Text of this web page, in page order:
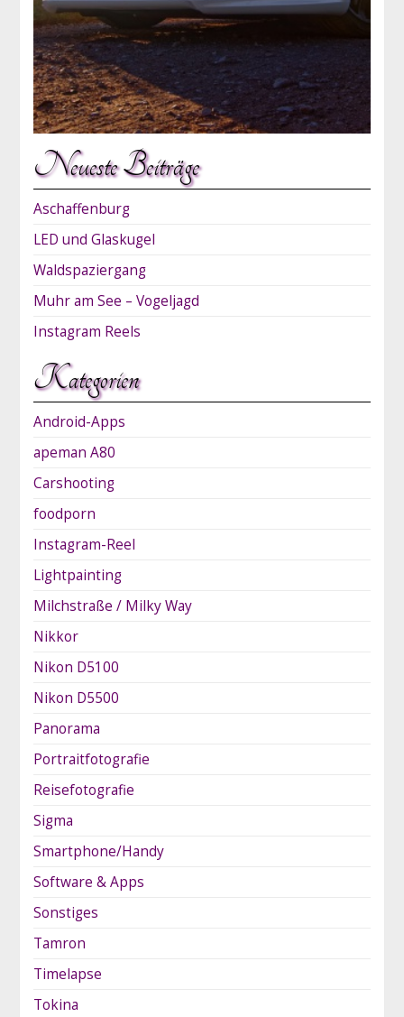
Neueste Beiträge
Aschaffenburg
LED und Glaskugel
Waldspaziergang
Muhr am See – Vogeljagd
Instagram Reels
Kategorien
Android-Apps
apeman A80
Carshooting
foodporn
Instagram-Reel
Lightpainting
Milchstraße / Milky Way
Nikkor
Nikon D5100
Nikon D5500
Panorama
Portraitfotografie
Reisefotografie
Sigma
Smartphone/Handy
Software & Apps
Sonstiges
Tamron
Timelapse
Tokina